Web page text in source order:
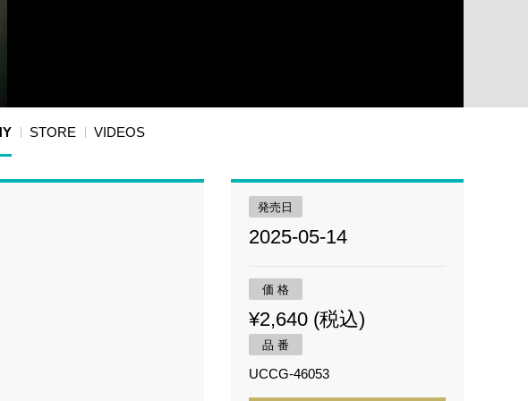
STORE VIDEOS
発売日
2025-05-14
価 格
¥2,640 (税込)
品 番
UCCG-46053